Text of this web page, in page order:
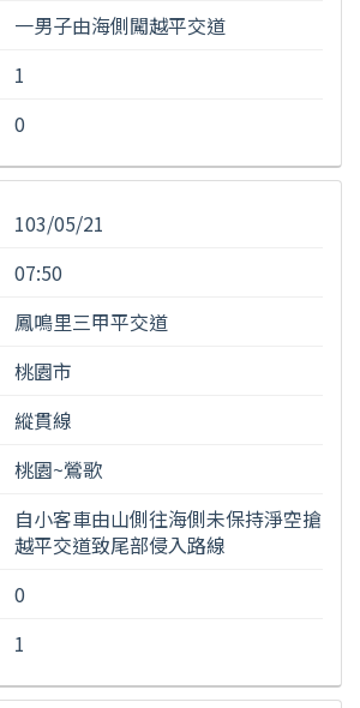
一男子由海側闖越平交道
1
0
103/05/21
07:50
鳳鳴里三甲平交道
桃園市
縱貫線
桃園~鶯歌
自小客車由山側往海側未保持淨空搶
越平交道致尾部侵入路線
0
1